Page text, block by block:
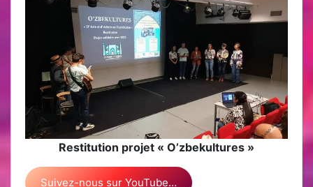
Restitution projet « O’zbekultures »
Suivez-nous sur YouTube…